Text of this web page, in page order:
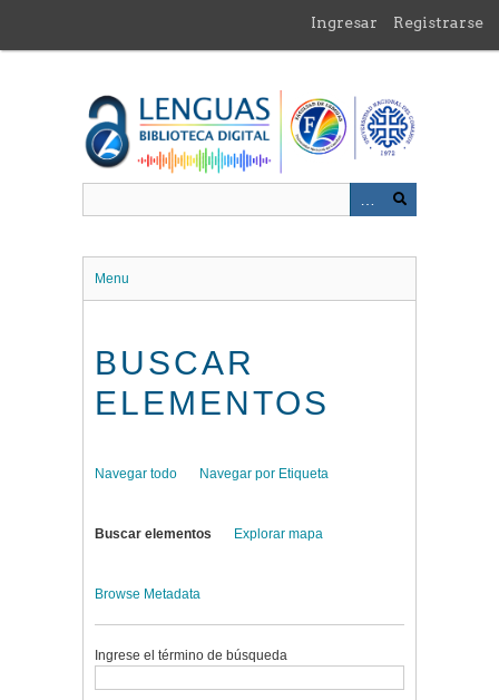
contenido
Ingresar Registrarse
Menu
BUSCAR
ELEMENTOS
Navegar todo Navegar por Etiqueta
Buscar elementos Explorar mapa
Browse Metadata
Ingrese el término de búsqueda